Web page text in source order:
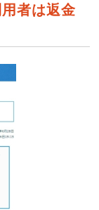
者は返金